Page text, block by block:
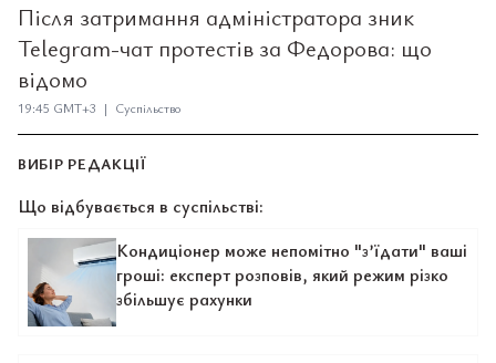
Після затримання адміністратора зник
Telegram-чат протестів за Федорова: що
відомо
19:45 GMT+3 | Суспільство
ВИБІР РЕДАКЦІЇ
Що відбувається в суспільстві:
Кондиціонер може непомітно "з’їдати" ваші
гроші: експерт розповів, який режим різко
збільшує рахунки